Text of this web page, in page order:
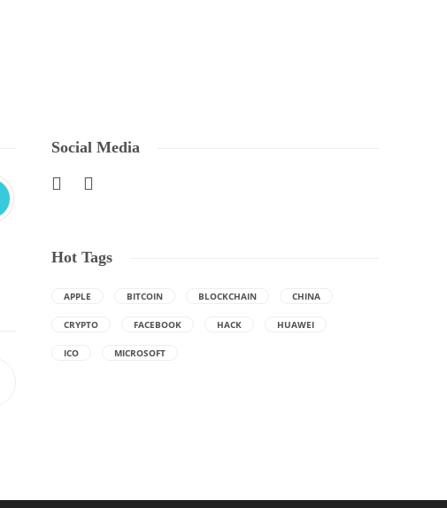
Social Media
Hot Tags
APPLE BITCOIN BLOCKCHAIN CHINA
CRYPTO FACEBOOK HACK HUAWEI
ICO MICROSOFT